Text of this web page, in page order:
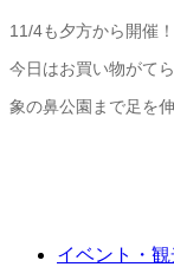
11/4も夕方から開催
今日はお買い物がて
象の鼻公園まで足を
イベント・観